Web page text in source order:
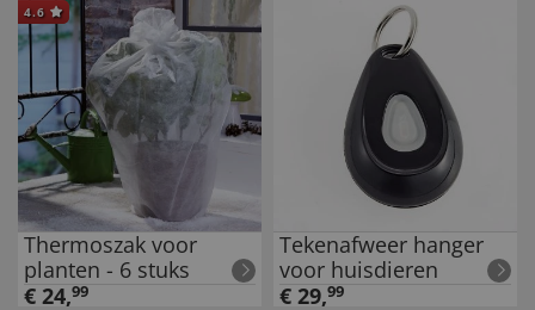
4.6
Thermoszak voor
planten - 6 stuks
€ 24,99
Tekenafweer hanger
voor huisdieren
€ 29,99